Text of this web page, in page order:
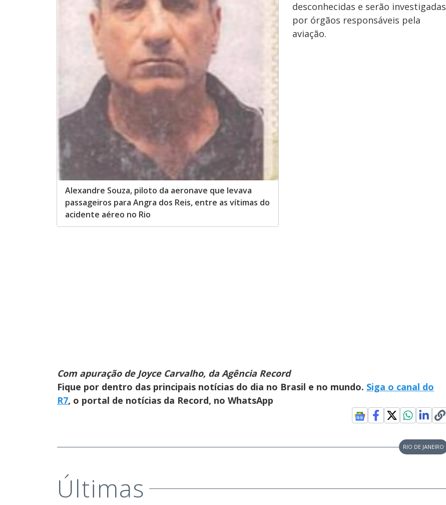
Alexandre Souza, piloto da aeronave que levava
passageiros para Angra dos Reis, entre as vítimas do
acidente aéreo no Rio
desconhecidas e serão investigadas
por órgãos responsáveis pela
aviação.
Com apuração de Joyce Carvalho, da Agência Record
Fique por dentro das principais notícias do dia no Brasil e no mundo. Siga o canal do
R7, o portal de notícias da Record, no WhatsApp
RIO DE JANEIRO
Últimas